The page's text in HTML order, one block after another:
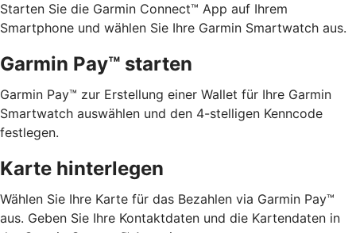
Starten Sie die Garmin Connect™ App auf Ihrem
Smartphone und wählen Sie Ihre Garmin Smartwatch aus.
Garmin Pay™ starten
Garmin Pay™ zur Erstellung einer Wallet für Ihre Garmin
Smartwatch auswählen und den 4-stelligen Kenncode
festlegen.
Karte hinterlegen
Wählen Sie Ihre Karte für das Bezahlen via Garmin Pay™
aus. Geben Sie Ihre Kontaktdaten und die Kartendaten in